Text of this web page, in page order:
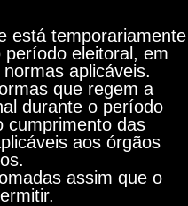
está temporariamente
eleitoral, em
aplicáveis.
que regem a
durante o período
cumprimento das
aos órgãos
assim que o